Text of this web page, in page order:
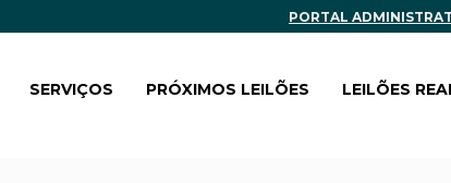
PORTAL
SERVIÇOS PRÓXIMOS LEILÕES LEILÕES